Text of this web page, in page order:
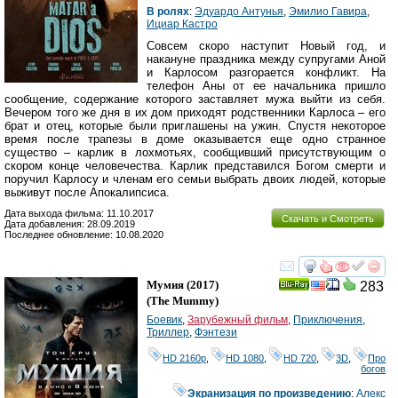
В ролях: Эдуардо Антунья Эмилио Гавира
Ициар Кастро
Совсем скоро наступит Новый год, и
накануне праздника между супругами Аной
и Карлосом разгорается конфликт. На
телефон Аны от ее начальника пришло
сообщение, содержание которого заставляет мужа выйти из себя.
Вечером того же дня в их дом приходят родственники Карлоса – его
брат и отец, которые были приглашены на ужин. Спустя некоторое
время после трапезы в доме оказывается еще одно странное
существо – карлик в лохмотьях, сообщивший присутствующим о
скором конце человечества. Карлик представился Богом смерти и
поручил Карлосу и членам его семьи выбрать двоих людей, которые
выживут после Апокалипсиса.
Скачать и Смотреть
Дата выхода фильма: 11.10.2017
Дата добавления: 28.09.2019
Последнее обновление: 10.08.2020
смотреть
283
Мумия (2017)
(The Mummy)
Боевик, Зарубежный фильм, Приключения,
Триллер, Фэнтези
HD 2160р, HD 1080, HD 720, 3D,
Про
богов
Экранизация по произведению:Алекс